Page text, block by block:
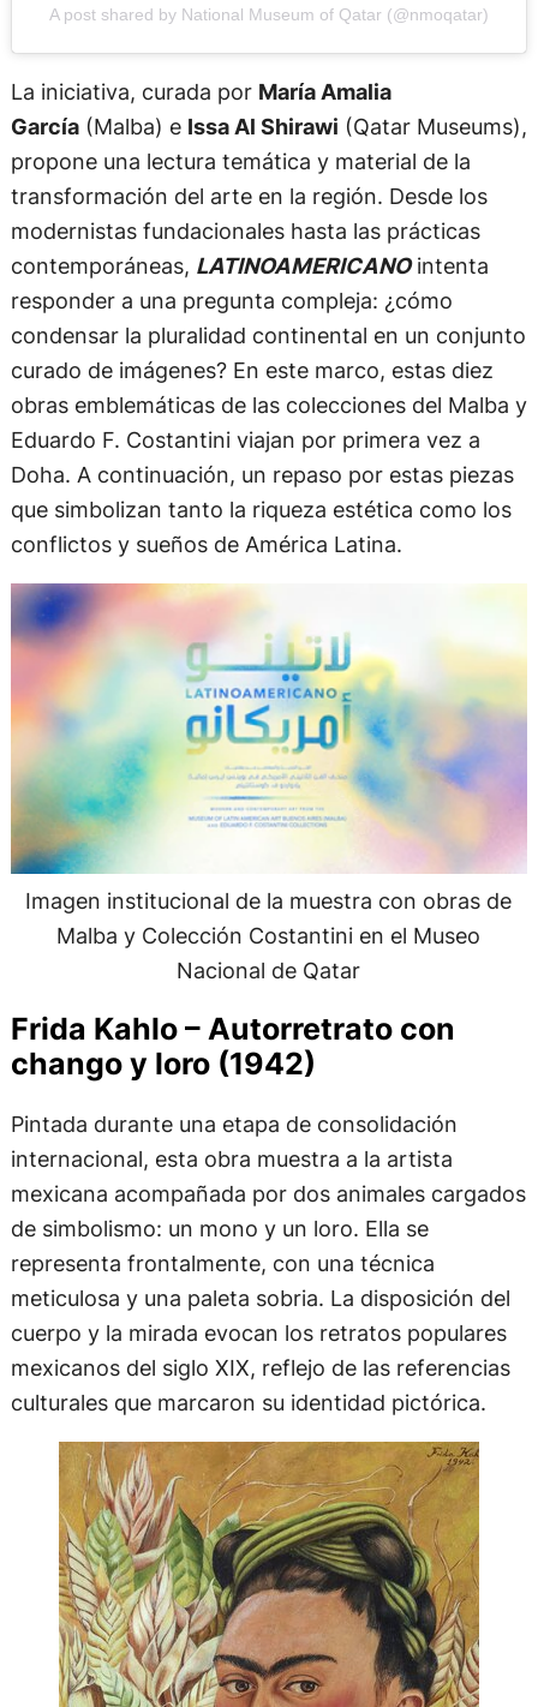
A post shared by National Museum of Qatar (@nmoqatar)
La iniciativa, curada por María Amalia
García(Malba) e Issa Al Shirawi (Qatar Museums),
propone una lectura temática y material de la
transformación del arte en la región. Desde los
modernistas fundacionales hasta las prácticas
contemporáneas, LATINOAMERICANOintenta
responder a una pregunta compleja: ¿cómo
condensar la pluralidad continental en un conjunto
curado de imágenes? En este marco, estas diez
obras emblemáticas de las colecciones del Malba y
Eduardo F. Costantini viajan por primera vez a
Doha. A continuación, un repaso por estas piezas
que simbolizan tanto la riqueza estética como los
conflictos y sueños de América Latina.
Imagen institucional de la muestra con obras de
Malba y Colección Costantini en el Museo
Nacional de Qatar
Frida Kahlo – Autorretrato con
chango y loro (1942)
Pintada durante una etapa de consolidación
internacional, esta obra muestra a la artista
mexicana acompañada por dos animales cargados
de simbolismo: un mono y un loro. Ella se
representa frontalmente, con una técnica
meticulosa y una paleta sobria. La disposición del
cuerpo y la mirada evocan los retratos populares
mexicanos del siglo XIX, reflejo de las referencias
culturales que marcaron su identidad pictórica.